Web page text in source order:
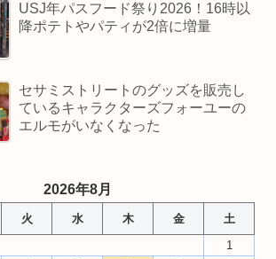
USJ年パスフード祭り2026！16時以
降ポテトやパティが2倍に増量
セサミストリートのグッズを販売し
ているキャラクターズフォーユーの
エルモがいなくなった
2026年8月
火 水 木 金
土
1